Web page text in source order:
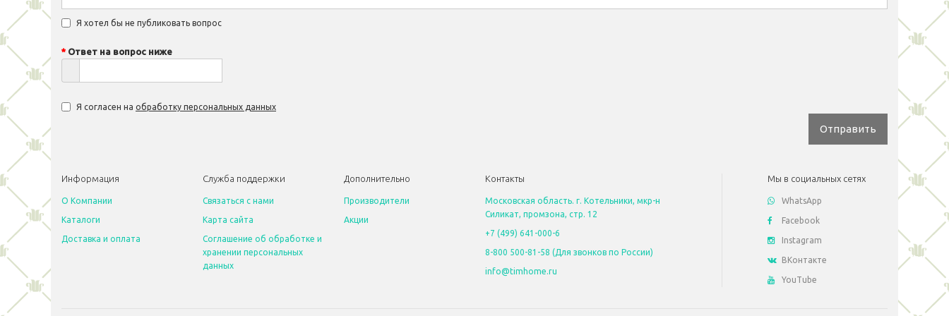
Я хотел бы не публиковать вопрос
Ответ на вопрос ниже
Я согласен на обработку персональных данных
Отправить
Информация
O Компании
Каталоги
Доставка и оплата
Служба поддержки
Связаться с нами
Карта сайта
Соглашение об обработке и
хранении персональных
данных
Дополнительно
Производители
Акции
Контакты
Московская область. г. Котельники, мкр-н
Силикат, промзона, стр. 12
+7 (499) 641-000-6
8-800 500-81-58 (Для звонков по России)
info@timhome.ru
Мы в социальных сетях
WhatsApp
Facebook
Instagram
ВКонтакте
YouTube